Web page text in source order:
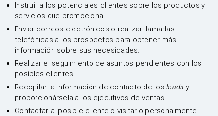
Instruir a los potenciales clientes sobre los productos y
servicios que promociona.
Enviar correos electrónicos o realizar llamadas
telefónicas a los prospectos para obtener más
información sobre sus necesidades.
Realizar el seguimiento de asuntos pendientes con los
posibles clientes.
Recopilar la información de contacto de los leads y
proporcionársela a los ejecutivos de ventas.
Contactar al posible cliente o visitarlo personalmente